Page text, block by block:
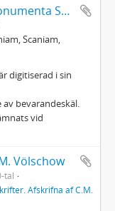
Johan Peringskiöld: Monumenta Sveo-Gothorum
Scaniam,
digitiserad i sin
bevarandeskäl.
vid
Völschow
tal
Afskrifna af C.M.